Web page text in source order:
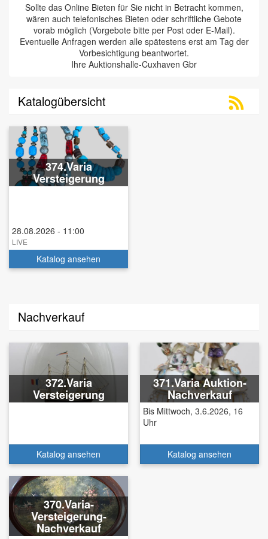
Sollte das Online Bieten für Sie nicht in Betracht kommen,
wären auch telefonisches Bieten oder schriftliche Gebote
vorab möglich (Vorgebote bitte per Post oder E-Mail).
Eventuelle Anfragen werden alle spätestens erst am Tag der
Vorbesichtigung beantwortet.
Ihre Auktionshalle-Cuxhaven Gbr
Katalogübersicht
374.Varia
Versteigerung
28.08.2026 - 11:00
LIVE
Katalog ansehen
Nachverkauf
372.Varia
Versteigerung
Katalog ansehen
371.Varia Auktion-
Nachverkauf
Bis Mittwoch, 3.6.2026, 16
Uhr
Katalog ansehen
370.Varia-
Versteigerung-
Nachverkauf